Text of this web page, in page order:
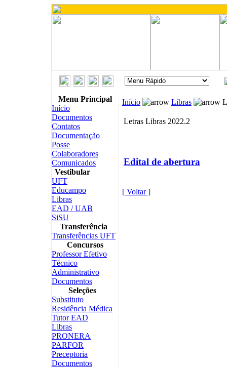
Menu Principal
Início
Documentos
Contatos
Documentação
Posse
Colaboradores
Comunicados
Vestibular
UFT
Educampo
Libras
EAD / UAB
SiSU
Transferência
Transferências UFT
Concursos
Professor Efetivo
Técnico
Administrativo
Documentos
Seleções
Substituto
Residência Médica
Tutor EAD
Libras
PRONERA
PARFOR
Preceptoria
Documentos
Início Libras
Letras Libras 2022.2
Edital de abertura
[ Voltar ]